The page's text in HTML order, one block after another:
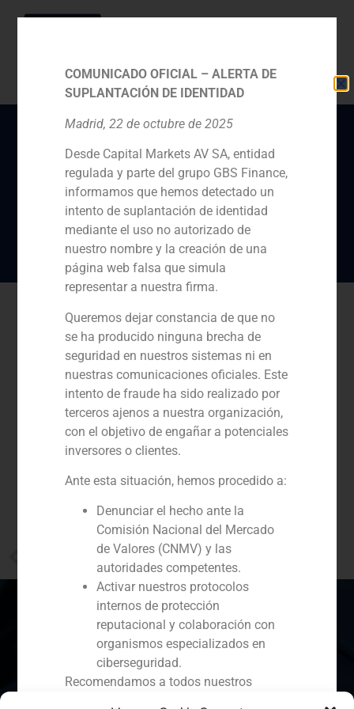
Alberto Roldán explica
las claves de un buen
Family Office
Juan Antonio Samaranch afirma que “Colombia es un país muy atractivo para invertir en este momento”
Portugal
Ecuador Perú Chile
COMUNICADO OFICIAL – ALERTA DE
SUPLANTACIÓN DE IDENTIDAD
Madrid, 22 de octubre de 2025
Desde Capital Markets AV SA, entidad
regulada y parte del grupo GBS Finance,
informamos que hemos detectado un
intento de suplantación de identidad
mediante el uso no autorizado de
nuestro nombre y la creación de una
página web falsa que simula
representar a nuestra firma.
Queremos dejar constancia de que no
se ha producido ninguna brecha de
seguridad en nuestros sistemas ni en
nuestras comunicaciones oficiales. Este
intento de fraude ha sido realizado por
terceros ajenos a nuestra organización,
con el objetivo de engañar a potenciales
inversores o clientes.
Ante esta situación, hemos procedido a:
Denunciar el hecho ante la
Comisión Nacional del Mercado
de Valores (CNMV) y las
autoridades competentes.
Activar nuestros protocolos
internos de protección
reputacional y colaboración con
organismos especializados en
ciberseguridad.
Recomendamos a todos nuestros